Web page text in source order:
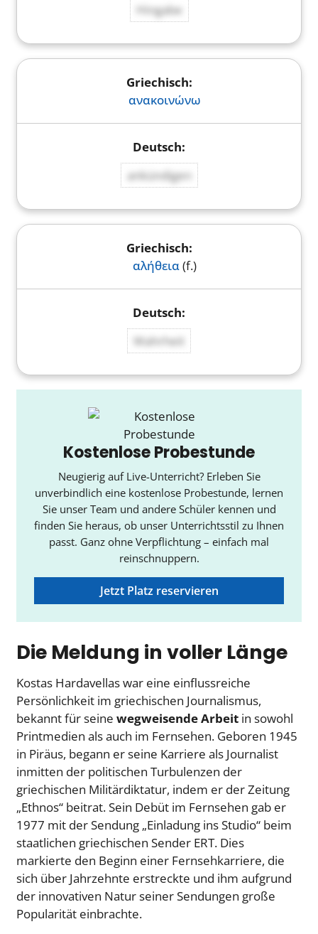
Hingabe
ανακοινώνω
ankündigen
αλήθεια(f.)
Wahrheit
Kostenlose Probestunde
Neugierig auf Live-Unterricht? Erleben Sie
unverbindlich eine kostenlose Probestunde, lernen
Sie unser Team und andere Schüler kennen und
finden Sie heraus, ob unser Unterrichtsstil zu Ihnen
passt. Ganz ohne Verpflichtung – einfach mal
reinschnuppern.
Jetzt Platz reservieren
Die Meldung in voller Länge
Kostas Hardavellas war eine einflussreiche
Persönlichkeit im griechischen Journalismus,
bekannt für seine wegweisende Arbeit in sowohl
Printmedien als auch im Fernsehen. Geboren 1945
in Piräus, begann er seine Karriere als Journalist
inmitten der politischen Turbulenzen der
griechischen Militärdiktatur, indem er der Zeitung
„Ethnos“ beitrat. Sein Debüt im Fernsehen gab er
1977 mit der Sendung „Einladung ins Studio“ beim
staatlichen griechischen Sender ERT. Dies
markierte den Beginn einer Fernsehkarriere, die
sich über Jahrzehnte erstreckte und ihm aufgrund
der innovativen Natur seiner Sendungen große
Popularität einbrachte.